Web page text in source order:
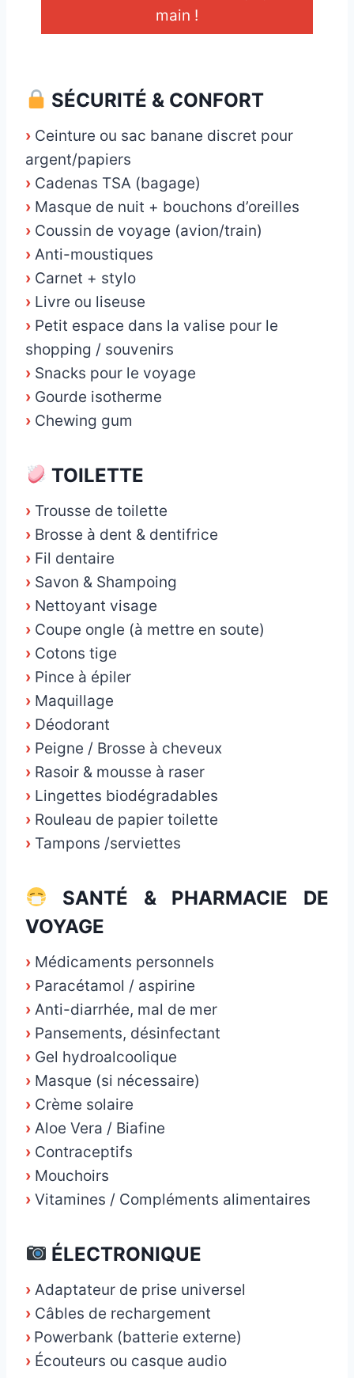
main !
SÉCURITÉ & CONFORT
› Ceinture ou sac banane discret pour
argent/papiers
› Cadenas TSA (bagage)
› Masque de nuit + bouchons d’oreilles
› Coussin de voyage (avion/train)
› Anti-moustiques
› Carnet + stylo
› Livre ou liseuse
› Petit espace dans la valise pour le
shopping / souvenirs
› Snacks pour le voyage
› Gourde isotherme
› Chewing gum
TOILETTE
› Trousse de toilette
› Brosse à dent & dentifrice
› Fil dentaire
› Savon & Shampoing
› Nettoyant visage
› Coupe ongle (à mettre en soute)
› Cotons tige
› Pince à épiler
› Maquillage
› Déodorant
› Peigne / Brosse à cheveux
› Rasoir & mousse à raser
› Lingettes biodégradables
› Rouleau de papier toilette
› Tampons /serviettes
SANTÉ & PHARMACIE DE
VOYAGE
› Médicaments personnels
› Paracétamol / aspirine
› Anti-diarrhée, mal de mer
› Pansements, désinfectant
› Gel hydroalcoolique
› Masque (si nécessaire)
› Crème solaire
› Aloe Vera / Biafine
› Contraceptifs
› Mouchoirs
› Vitamines / Compléments alimentaires
ÉLECTRONIQUE
› Adaptateur de prise universel
› Câbles de rechargement
› Powerbank (batterie externe)
› Écouteurs ou casque audio